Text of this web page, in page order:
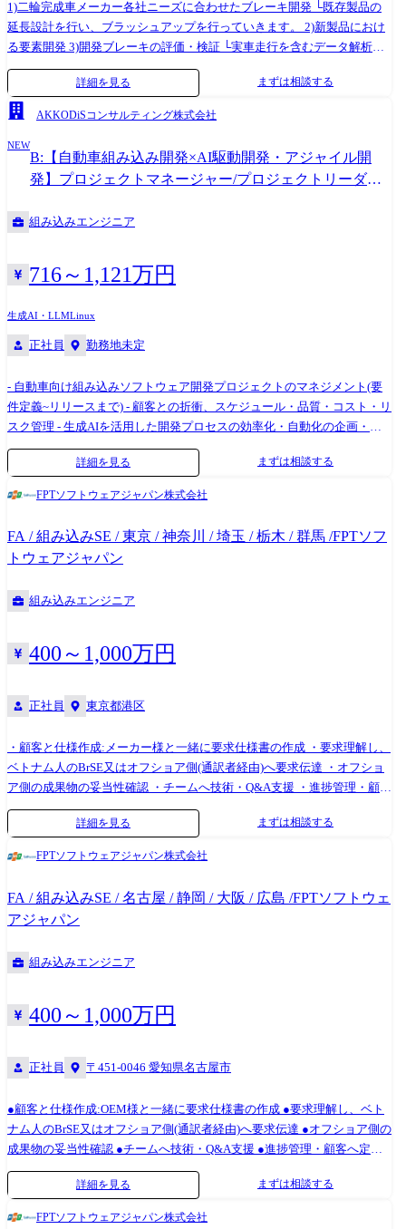
証: HSPICEやPrimeSimなどの最先端EDA環境を駆使した、PVT(Process /
Voltage / Temperature)コーナー条件や製造ばらつき(モンテカルロ解析等)
を包括的に考慮した過渡解析・ノイズ解析、およびチップ全体のロバス
た設計指示およびポストシミュレーション: LOD(Layout Dependent Effect)
や微細化に伴う各種寄生効果をあらかじめ考慮したフロアプランニン
グ・配置配線の設計指示、および寄生RC抽出(PEX)後のポストレイアウ
トシミュレーションを通じた理想回路とのギャップ検証・補正。 E)シャ
トル試作実機データに基づく回路の最適化・フィードバックループの推
進: ファブリケーションされた試作実機チップの測定・評価レポートに基
その知見の回路トポロジーや設計手法へのフィードバックによる製品化
ームの技術的底上げ: 立ち上げ期にある新設組織のコアメンバーとして、
自身が培ってきたLSI設計・検証の知見(高度な波形解析、トポロジー選
通じたチーム全体の研究開発力最大化への貢献。(※管理職採用の方のみ)
[従事すべき業務の変更の範囲] (雇入れ直後)上記の通り (変更の範囲)その
設計ツール: ・Virtuoso(アナログ/カスタム回路) ・IC compiler(デジタル/
ロジック回路) ・HSPICE(小～中規模のアナログ回路) ・PrimeSim(大規模
なメモリ・ミックスド回路)等
1)二輪完成車メーカー各社ニーズに合わせたブレーキ開発 └既存製品の
延長設計を行い、ブラッシュアップを行っていきます。 2)新製品におけ
る要素開発 3)開発ブレーキの評価・検証 └実車走行を含むデータ解析と
設計へのインプット 4)開発計画立案、開発・管理プロセスを含む成果の
内顧客向け:大型二輪車 ②海外顧客向け(北米/欧州/アジア/インド):大型二
は、国内・国外、排気量別など各課ごとに担当が分かれており、それぞ
れ数名毎にチームを組み、企画～試作～試験～製造まで一貫して行って
います。 【入社後】 ご経験に合わせて各チームへ配属となり、 設計業
りブレーキ製品設計についての基礎を学び、 業務に携わっていただきま
るようになり、業務範囲を広げていきます。 ミッション/期待する役割・
責任 二輪量産車用ブレーキ製品開発、検証などを担当いただきます。 当
ジすることが可能です。 【ブランド・製品について】 ●ブランドについ
製品を通じて皆様に安心、安全を届けるブランドです。特に2輪ブレーキ
製品において、長年のレース活動をアフターマーケット製品にフィード
バックし、究極のパフォーマンスを皆様に提供しています。2021年1月
よりAstemoの一員となりましたが、ブレーキ製品はNISSINブランドを継
続します。NISSINブランドは最先端の試験装置などを用い、あらゆる場
向けブレーキシステム ・キャリパー(NISSINブランドの技術を結集した最
高レベルのキャリパー製品。精密アルミ鋳造法によって製造された、コ
ストパフォーマンスに優れ、カスタムに最適な製品) ・マスターシリンダ
マスターシリンダー) ・その他、各種ブレーキパッドや量産車品質の純正
を製造販売しています。 【期待する役割】 二輪分野は成長市場のため、
急速に技術進化が進んでおり、常に技術的にも成長できる環境です。
ニーズである二輪車の安全性や快適性の向上に寄与していただきたいと
業務 ・変更後の範囲:会社の定める業務
詳細を見る まずは相談する
AKKODiSコンサルティング株式会社
NEW
B:【自動車組み込み開発×AI駆動開発・アジャイル開
発】プロジェクトマネージャー/プロジェクトリーダー
組み込みエンジニア
716～1,121万円
生成AI・LLMLinux
正社員 勤務地未定
- 自動車向け組み込みソフトウェア開発プロジェクトのマネジメント(要
件定義~リリースまで) - 顧客との折衝、スケジュール・品質・コスト・リ
スク管理 - 生成AIを活用した開発プロセスの効率化・自動化の企画・導
入 - アジャイル開発体制の構築・運営(スクラム導入支援など) - チームマ
ネジメント、若手エンジニアの育成" 想定されるプロジェクト - ADAS(先
ド自動生成ツールの導入 - アジャイル開発によるHMI(ヒューマンマシン
インターフェース)開発プロジェクト
詳細を見る まずは相談する
FPTソフトウェアジャパン株式会社
FA / 組み込みSE / 東京 / 神奈川 / 埼玉 / 栃木 / 群馬 /FPTソフ
トウェアジャパン
組み込みエンジニア
400～1,000万円
正社員 東京都港区
・顧客と仕様作成:メーカー様と一緒に要求仕様書の作成 ・要求理解し、
ベトナム人のBrSE又はオフショア側(通訳者経由)へ要求伝達 ・オフショ
ア側の成果物の妥当性確認 ・チームへ技術・Q&A支援 ・進捗管理・顧客
へ定期的に報告 ・必要に応じて、実務実施
詳細を見る まずは相談する
FPTソフトウェアジャパン株式会社
FA / 組み込みSE / 名古屋 / 静岡 / 大阪 / 広島 /FPTソフトウェ
アジャパン
組み込みエンジニア
400～1,000万円
正社員 〒451-0046 愛知県名古屋市
●顧客と仕様作成:OEM様と一緒に要求仕様書の作成 ●要求理解し、ベト
ナム人のBrSE又はオフショア側(通訳者経由)へ要求伝達 ●オフショア側の
成果物の妥当性確認 ●チームへ技術・Q&A支援 ●進捗管理・顧客へ定期
的に報告 ・必要に応じて、実務実施
詳細を見る まずは相談する
FPTソフトウェアジャパン株式会社